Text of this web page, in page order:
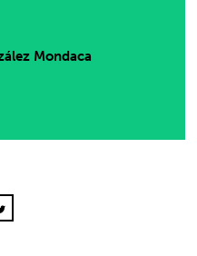
Mondaca